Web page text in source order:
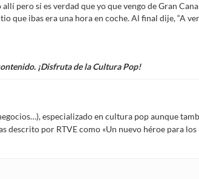
pero sí es verdad que yo que vengo de Gran
que ibas era una hora en coche. Al final dije, “A
¡Disfruta de la Cultura Pop!
especializado en cultura pop aunque
por RTVE como «Un nuevo héroe para